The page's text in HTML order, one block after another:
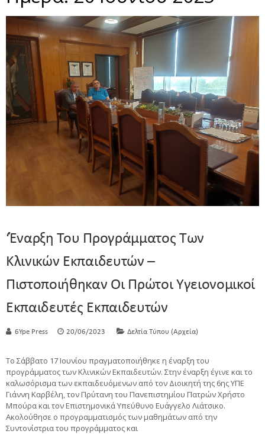
‘Έναρξη Του Προγράμματος Των
Κλινικών Εκπαιδευτών –
Πιστοποιήθηκαν Οι Πρώτοι Υγειονομικοί
Εκπαιδευτές Εκπαιδευτών
6Ype Press 20/06/2023 Δελτία Τύπου (Αρχεία)
Το Σάββατο 17 Ιουνίου πραγματοποιήθηκε η έναρξη του
προγράμματος των Κλινικών Εκπαιδευτών. Στην έναρξη έγινε και το
καλωσόρισμα των εκπαιδευόμενων από τον Διοικητή της 6ης ΥΠΕ
Γιάννη Καρβέλη, τον Πρύτανη του Πανεπιστημίου Πατρών Χρήστο
Μπούρα και τον Επιστημονικά Υπεύθυνο Ευάγγελο Λιάτσικο.
Ακολούθησε ο προγραμματισμός των μαθημάτων από την
Συντονίστρια του προγράμματος και